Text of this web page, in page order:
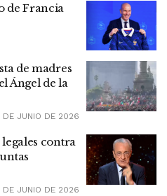
de Francia
de madres
Ángel de la
DE JUNIO DE 2026
contra
DE JUNIO DE 2026